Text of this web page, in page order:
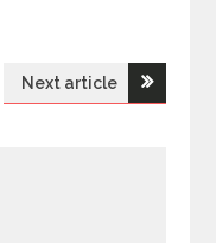
Next article